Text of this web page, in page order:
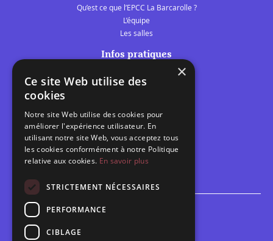
Qu’est ce que l’EPCC La Barcarolle ?
L’équipe
Les salles
Infos pratiques
Les belles scènes audomaroises
Calendrier
Programme des spectacles
Brèves
Espace scolaire
×
Ce site Web utilise des
cookies
Notre site Web utilise des cookies pour
améliorer l'expérience utilisateur. En
utilisant notre site Web, vous acceptez tous
les cookies conformément à notre Politique
relative aux cookies. En savoir plus
STRICTEMENT NÉCESSAIRES
PERFORMANCE
CIBLAGE